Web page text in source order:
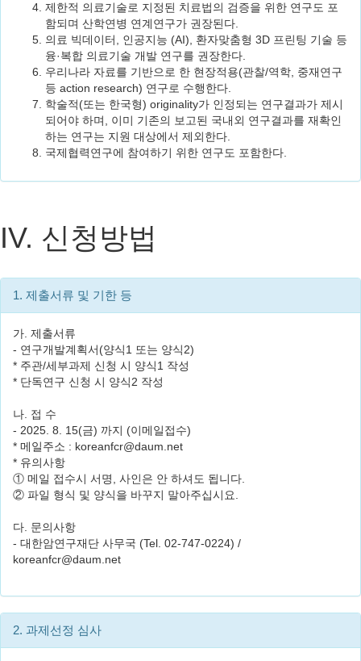
제한적 의료기술로 지정된 치료법의 검증을 위한 연구도 포
함되며 산학연병 연계연구가 권장된다.
의료 빅데이터, 인공지능 (AI), 환자맞춤형 3D 프린팅 기술 등
융·복합 의료기술 개발 연구를 권장한다.
우리나라 자료를 기반으로 한 현장적용(관찰/역학, 중재연구
등 action research) 연구로 수행한다.
학술적(또는 한국형) originality가 인정되는 연구결과가 제시
되어야 하며, 이미 기존의 보고된 국내외 연구결과를 재확인
하는 연구는 지원 대상에서 제외한다.
국제협력연구에 참여하기 위한 연구도 포함한다.
IV. 신청방법
1. 제출서류 및 기한 등
가. 제출서류
- 연구개발계획서(양식1 또는 양식2)
* 주관/세부과제 신청 시 양식1 작성
* 단독연구 신청 시 양식2 작성
나. 접 수
- 2025. 8. 15(금) 까지 (이메일접수)
* 메일주소 : koreanfcr@daum.net
* 유의사항
① 메일 접수시 서명, 사인은 안 하셔도 됩니다.
② 파일 형식 및 양식을 바꾸지 말아주십시요.
다. 문의사항
- 대한암연구재단 사무국 (Tel. 02-747-0224) /
koreanfcr@daum.net
2. 과제선정 심사